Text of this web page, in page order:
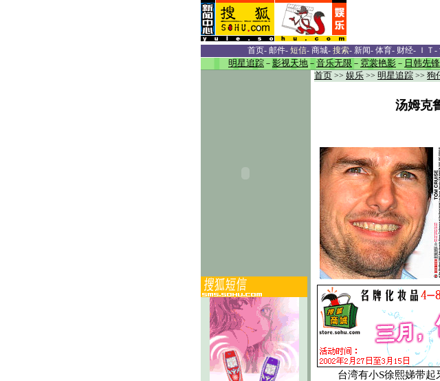
首页- 邮件- 短信- 商城- 搜索- 新闻- 体育- 财经- ＩＴ -
明星追踪 － 影视天地 － 音乐无限 － 霓裳艳影 － 日韩先锋
首页 >> 娱乐 >> 明星追踪 >> 狗
汤姆克
台湾有小S徐熙娣带起